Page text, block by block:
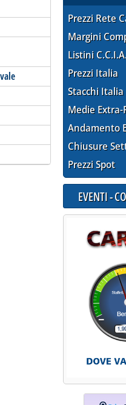
Prezzi Rete
Margini
Listini
Prezzi Italia
Stacchi Italia
Medie Extra-
Andamento
Chiusure
Prezzi Spot
EVENTI -